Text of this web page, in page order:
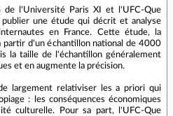
de l'Université Paris XI et l'UFC-Que
une étude qui décrit et analyse
en France. Cette étude, la
d'un échantillon national de 4000
la taille de l'échantillon généralement
et en augmente la précision.
largement relativiser les a priori qui
: les conséquences économiques
culturelle. Pour sa part, l'UFC-Que